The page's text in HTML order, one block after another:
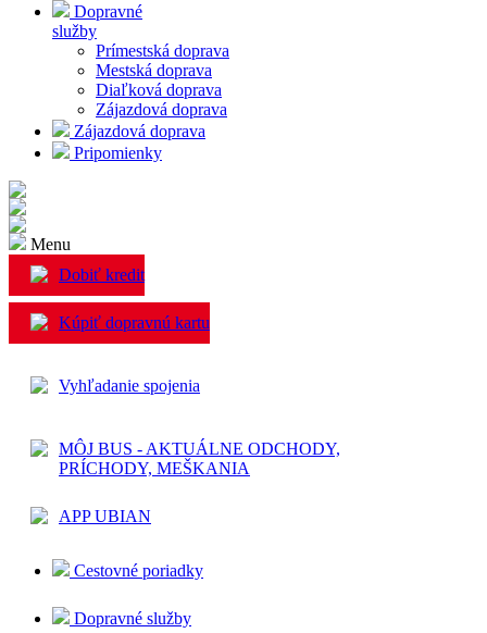
Dopravné
služby
Prímestská doprava
Mestská doprava
Diaľková doprava
Zájazdová doprava
Zájazdová doprava
Pripomienky
Menu
Dobiť kredit
Kúpiť dopravnú kartu
Vyhľadanie spojenia
MÔJ BUS - AKTUÁLNE ODCHODY,
PRÍCHODY, MEŠKANIA
APP UBIAN
Cestovné poriadky
Dopravné služby